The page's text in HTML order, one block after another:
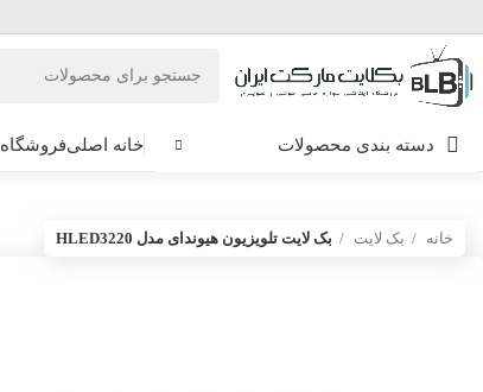
دسته بندی محصولات خانه اصلیفروشگاه
خانه بک لایت بک لایت تلویزیون هیوندای مدل HLED3220